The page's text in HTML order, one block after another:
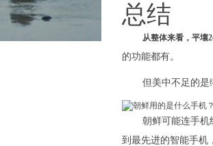
总结
从整体来看，平壤
的功能都有。
但美中不足的是
朝鲜可能连手机
到最先进的智能手机